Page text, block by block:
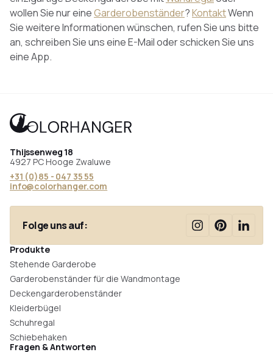
wollen Sie nur eineGarderobenständer?KontaktWenn
Sie weitere Informationen wünschen, rufen Sie uns bitte
an, schreiben Sie uns eine E-Mail oder schicken Sie uns
eine App.
Thijssenweg 18
4927 PC Hooge Zwaluwe
+31 (0)85 - 047 35 55
info@colorhanger.com
Folge uns auf:
Produkte
Stehende Garderobe
Garderobenständer für die Wandmontage
Deckengarderobenständer
Kleiderbügel
Schuhregal
Schiebehaken
Fragen & Antworten